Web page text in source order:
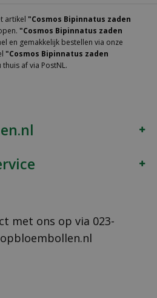
artikel "Cosmos Bipinnatus zaden
"Cosmos Bipinnatus zaden
en gemakkelijk bestellen via onze
"Cosmos Bipinnatus zaden
thuis af via PostNL.
met ons op via 023-